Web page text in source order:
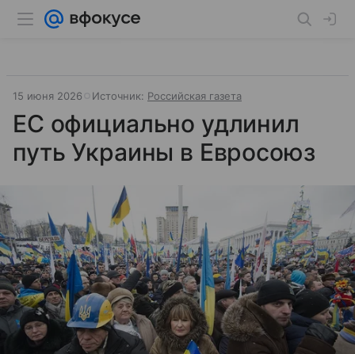
15 июня 2026 Источник: Российская газета
ЕС официально удлинил
путь Украины в Евросоюз